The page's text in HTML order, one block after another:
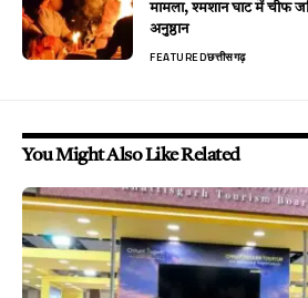
मामला, श्मशान घाट में चीफ
अनुष्ठान
FEATUREDछत्तीसगढ़
You Might Also Like Related